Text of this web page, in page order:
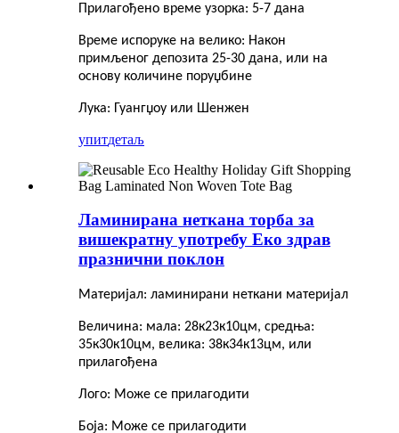
Прилагођено време узорка: 5-7 дана
Време испоруке на велико: Након
примљеног депозита 25-30 дана, или на
основу количине поруџбине
Лука: Гуангџоу или Шенжен
упитдетаљ
Ламинирана неткана торба за
вишекратну употребу Еко здрав
празнични поклон
Материјал: ламинирани неткани материјал
Величина: мала: 28к23к10цм, средња:
35к30к10цм, велика: 38к34к13цм, или
прилагођена
Лого: Може се прилагодити
Боја: Може се прилагодити